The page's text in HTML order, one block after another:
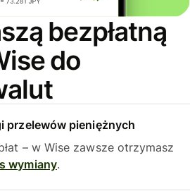
bezpłatną
do
przelewów pieniężnych
– w Wise zawsze otrzymasz
wymiany.